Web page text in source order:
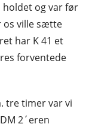
og var før
os ville sætte
har K 41 et
forventede
tre timer var vi
2´eren